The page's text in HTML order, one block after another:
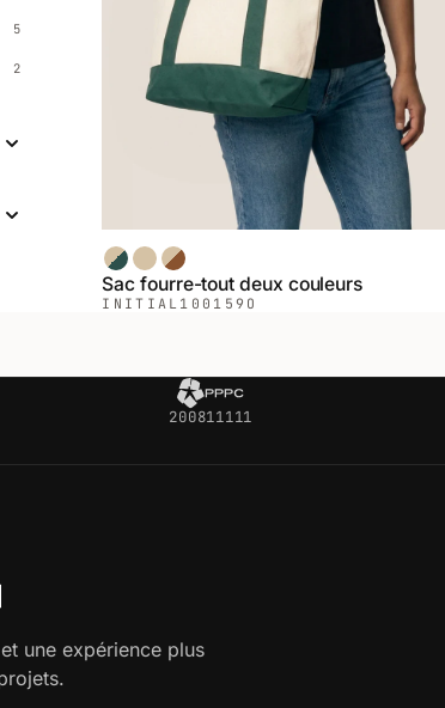
5
2
Ivoire / Forêt
Ivoire / Bleu Minuit
Ivoire / Café
Sac fourre-tout deux couleurs
INITIAL 100159O
200811111
une expérience plus